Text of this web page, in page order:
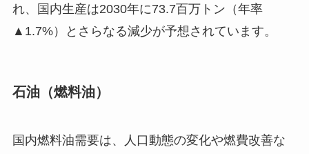
れ、国内生産は2030年に73.7百万トン（年率
▲1.7%）とさらなる減少が予想されています。
石油（燃料油）
国内燃料油需要は、人口動態の変化や燃費改善な